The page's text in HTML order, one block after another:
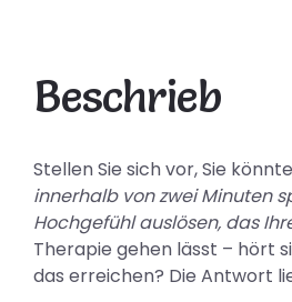
Beschrieb
Stellen Sie sich vor, Sie
innerhalb von zwei Minuten
Hochgefühl auslösen, das
Therapie gehen lässt – hört
das erreichen? Die Antwort